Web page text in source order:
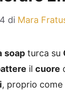
di Mara
soap turca su
il cuore
, proprio